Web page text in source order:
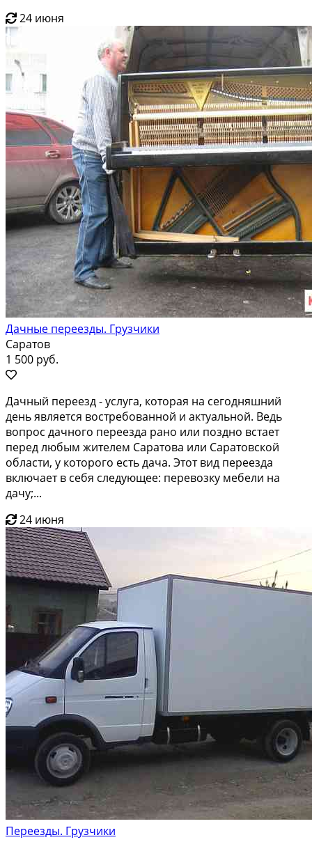
24 июня
Дачные переезды. Грузчики
Саратов
1 500 руб.
Дачный переезд - услуга, которая на сегодняшний
день является востребованной и актуальной. Ведь
вопрос дачного переезда рано или поздно встает
перед любым жителем Саратова или Саратовской
области, у которого есть дача. Этот вид переезда
включает в себя следующее: перевозку мебели на
дачу;...
24 июня
Переезды. Грузчики